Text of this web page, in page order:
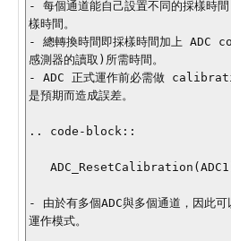
- 每個通道能自己設置不同的採樣時
樣時間。
- 總轉換時間即採樣時間加上 ADC
感測器的讀取)所需時間。
- ADC 正式運作前必需做
是預期而造成誤差。
.. code-block::
- 由於有多個ADC與多個通道，因此
運作模式。